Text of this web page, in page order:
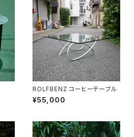
ROLFBENZ コーヒーテーブル
¥55,000